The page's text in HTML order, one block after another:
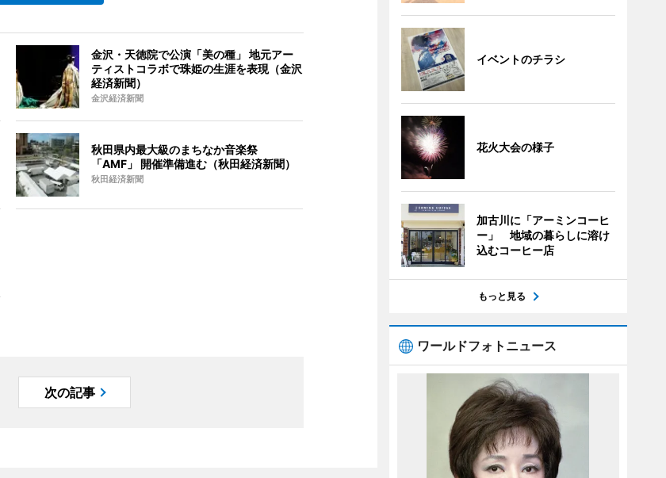
金沢・天徳院で公演「美の種」 地元アー
ティストコラボで珠姫の生涯を表現（金沢
経済新聞）
金沢経済新聞
秋田県内最大級のまちなか音楽祭
「AMF」 開催準備進む（秋田経済新聞）
秋田経済新聞
次の記事
イベントのチラシ
花火大会の様子
加古川に「アーミンコーヒ
ー」 地域の暮らしに溶け
込むコーヒー店
もっと見る
ワールドフォトニュース